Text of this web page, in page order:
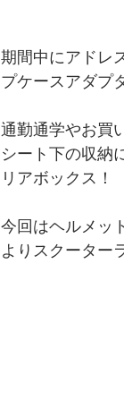
期間中にアドレ
プケースアダプ
通勤通学やお買
シート下の収納
リアボックス！
今回はヘルメッ
よりスクーター